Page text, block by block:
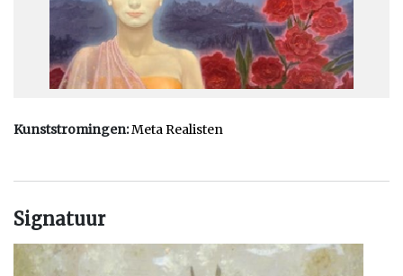
Steehouwer tegen het lijf. Mede door toedoen van Steehouwer
ontstaat in 1973 de groep De 7 metarealisten, waarvan Johfra
en Ellen deel gaan uitmaken. In 1974 en 1975 vinden zeer
succesvolle groepsexposities plaats.
en Ellen in de Dordogne terecht. Ze passeren het plaatsje Le
voelen zich direct thuis in deze streek en vinden niet ver van hier
een oude watermolen, Moulin du Peuch, die ze besluiten te
kopen. Het is aan het riviertje Le Vimont tussen de dorpen
Plazac en Fleurac.
Kunststromingen:Meta Realisten
Signatuur